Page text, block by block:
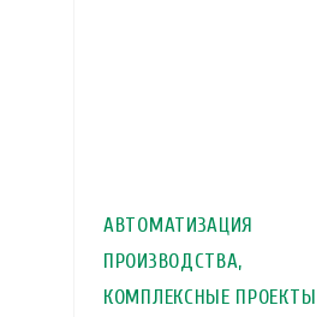
АВТОМАТИЗАЦИЯ
ПРОИЗВОДСТВА,
КОМПЛЕКСНЫЕ ПРОЕКТЫ